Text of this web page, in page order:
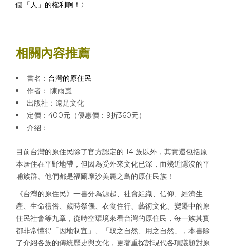
個「人」的權利啊！〉
相關內容推薦
書名： 台灣的原住民
作者： 陳雨嵐
出版社：遠足文化
定價：400元（優惠價：9折360元）
介紹：
目前台灣的原住民除了官方認定的 14 族以外，其實還包括原
本居住在平野地帶，但因為受外來文化已深，而幾近隱沒的平
埔族群。他們都是福爾摩沙美麗之島的原住民族！
《台灣的原住民》一書分為源起、社會組織、信仰、經濟生
產、生命禮俗、歲時祭儀、衣食住行、藝術文化、變遷中的原
住民社會等九章，從時空環境來看台灣的原住民，每一族其實
都非常懂得「因地制宜」、「取之自然、用之自然」，本書除
了介紹各族的傳統歷史與文化，更著重探討現代各項議題對原